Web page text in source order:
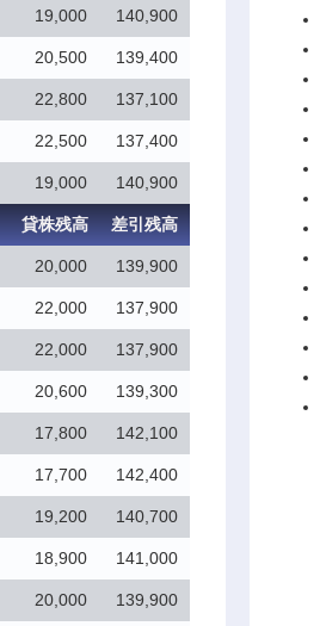
19,000 140,900
20,500 139,400
22,800 137,100
22,500 137,400
19,000 140,900
貸株残高 差引残高
20,000 139,900
22,000 137,900
22,000 137,900
20,600 139,300
17,800 142,100
17,700 142,400
19,200 140,700
18,900 141,000
20,000 139,900